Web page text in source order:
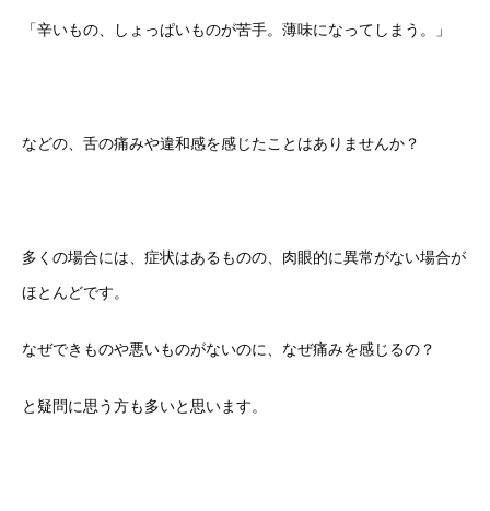
「辛いもの、しょっぱいものが苦手。薄味になってしまう。」
などの、舌の痛みや違和感を感じたことはありませんか？
多くの場合には、症状はあるものの、肉眼的に異常がない場合が
ほとんどです。
なぜできものや悪いものがないのに、なぜ痛みを感じるの？
と疑問に思う方も多いと思います。